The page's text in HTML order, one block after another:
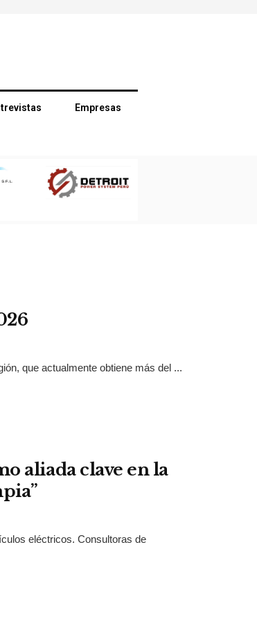
Empresas
que actualmente obtiene más del ...
aliada clave en la
eléctricos. Consultoras de